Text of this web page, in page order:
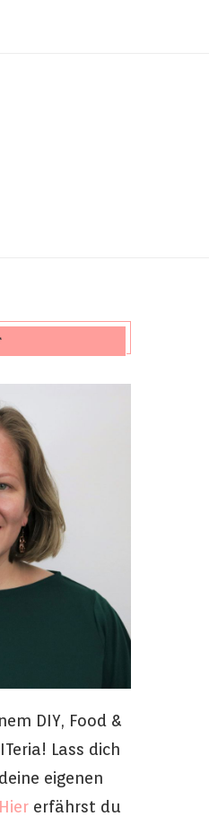
DIY, Food &
Lass dich
eigenen
Hier erfährst du